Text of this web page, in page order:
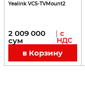
Yealink VCS-TVMount2
2 009 000
сум
| с
НДС
в Корзину